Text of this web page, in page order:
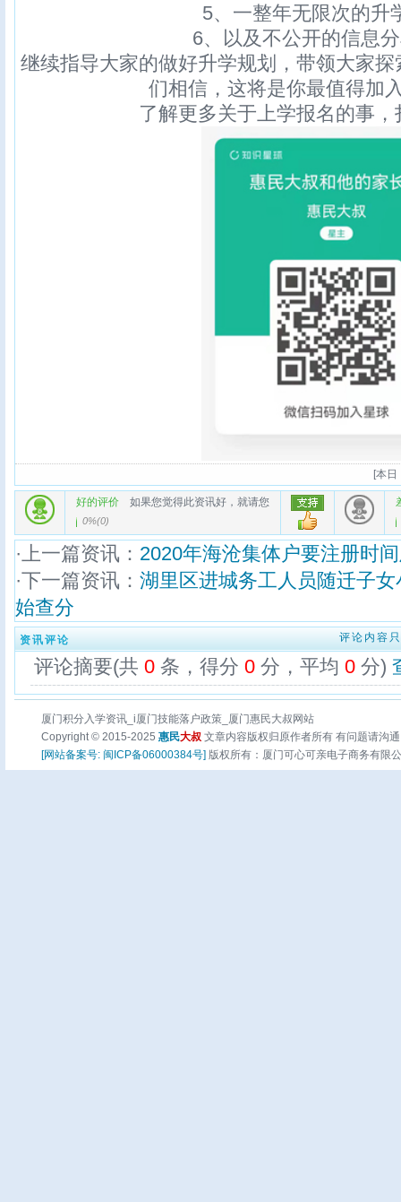
5、一整年无限次的升
6、以及不公开的信息
继续指导大家的做好升学规划，带领大家
们相信，这将是你最值得加
了解更多关于上学报名的事
[本日
好的评价 如果您觉得此资讯好，就请您
0%(0)
·上一篇资讯： 2020年海沧集体户要注册时
·下一篇资讯： 湖里区进城务工人员随迁子女
始查分
资讯评论 评论内容
评论摘要(共 0 条，得分 0 分，平均 0 分)
厦门积分入学资讯_i厦门技能落户政策_厦门惠民大叔网站
Copyright © 2015-2025 惠民大叔 文章内容版权归原作者所有 有问题请沟
[网站备案号: 闽ICP备06000384号] 版权所有：厦门可心可亲电子商务有限